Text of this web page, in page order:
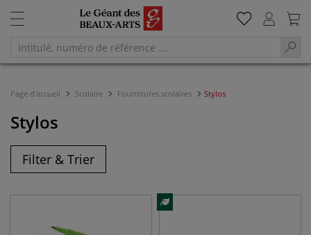
Page d'accueil Scolaire Fournitures scolaires Stylos
Stylos
Filter & Trier